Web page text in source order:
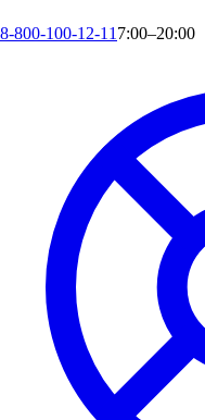
8-800-100-12-11 7:00–20:00